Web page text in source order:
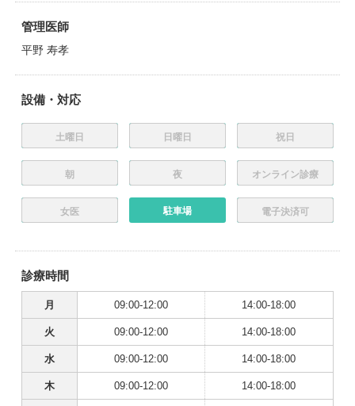
管理医師
平野 寿孝
設備・対応
土曜日 日曜日 祝日
朝 夜 オンライン診療
女医 駐車場 電子決済可
診療時間
月 09:00-12:00 14:00-18:00
火 09:00-12:00 14:00-18:00
水 09:00-12:00 14:00-18:00
木 09:00-12:00 14:00-18:00